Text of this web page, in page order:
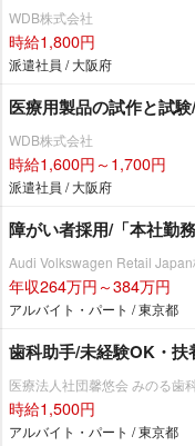
WDB株式会社
時給1,800円
派遣社員 / 大阪府
医療用製品の試作と試
WDB株式会社
時給1,600円～1,700円
派遣社員 / 大阪府
障がい者採用/「本社勤
Audi Volkswagen Retail Japan
年収264万円～384万円
アルバイト・パート / 東京都
歯科助手/未経験OK・扶
医療法人社団馨悠会 みのる歯
時給1,500円
アルバイト・パート / 東京都